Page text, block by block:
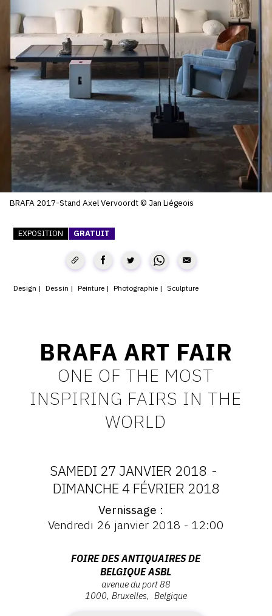
SERVICES
CRÉER SON CATALOGUE RAISONNÉ
ABONNEMENTS DÉDIÉS AUX GALERISTES
CRÉER SON SITE ARTISTE
CRÉER SON CATALOGUE D'EXPO
PUBLIER SES EXPOSITIONS
DEVENIR CONTRIBUTEUR
À PROPOS
L'ÉQUIPE OAM
À PROPOS D'OAM
CONTACT
SUIVEZ-NOUS
INSTAGRAM
TWITTER
PINTEREST
BRAFA 2017-Stand Axel Vervoordt © Jan Liégeois
EXPOSITION GRATUIT
Design Dessin Peinture Photographie Sculpture
BRAFA ART FAIR
ONE OF THE MOST
INSPIRING FAIRS IN THE
WORLD
DATES
:
27
JANVIER
SAMEDI 27 JANVIER 2018 -
DIMANCHE 4 FÉVRIER 2018
Vernissage
Vendredi 26 janvier 2018 - 12:00
FOIRE DES ANTIQUAIRES DE
BELGIQUE ASBL
avenue du port 88
1000 Bruxelles Belgique